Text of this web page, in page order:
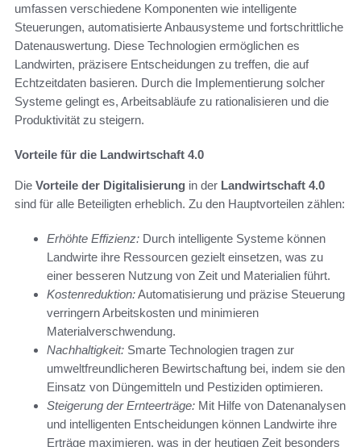
umfassen verschiedene Komponenten wie intelligente
Steuerungen, automatisierte Anbausysteme und fortschrittliche
Datenauswertung. Diese Technologien ermöglichen es
Landwirten, präzisere Entscheidungen zu treffen, die auf
Echtzeitdaten basieren. Durch die Implementierung solcher
Systeme gelingt es, Arbeitsabläufe zu rationalisieren und die
Produktivität zu steigern.
Vorteile für die Landwirtschaft 4.0
Die Vorteile der Digitalisierung in der Landwirtschaft 4.0
sind für alle Beteiligten erheblich. Zu den Hauptvorteilen zählen:
Erhöhte Effizienz: Durch intelligente Systeme können
Landwirte ihre Ressourcen gezielt einsetzen, was zu
einer besseren Nutzung von Zeit und Materialien führt.
Kostenreduktion:Automatisierung und präzise Steuerung
verringern Arbeitskosten und minimieren
Materialverschwendung.
Nachhaltigkeit: Smarte Technologien tragen zur
umweltfreundlicheren Bewirtschaftung bei, indem sie den
Einsatz von Düngemitteln und Pestiziden optimieren.
Steigerung der Ernteerträge: Mit Hilfe von Datenanalysen
und intelligenten Entscheidungen können Landwirte ihre
Erträge maximieren, was in der heutigen Zeit besonders